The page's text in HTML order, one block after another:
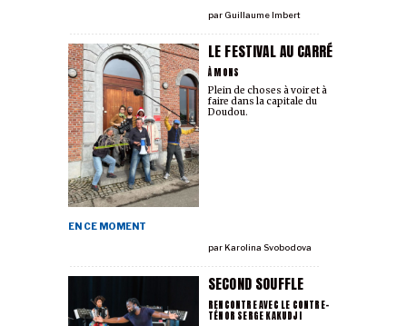
par Guillaume Imbert
LE FESTIVAL AU CARRÉ
À MONS
EN CE MOMENT
parKarolina Svobodova
Plein de choses à voir et à
faire dans la capitale du
Doudou.
SECOND SOUFFLE
RENCONTRE AVEC LE CONTRE-
TÉNOR SERGE KAKUDJI